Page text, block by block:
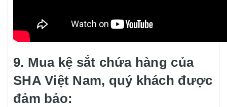
9. Mua kệ sắt chứa hàng của
SHA Việt Nam, quý khách được
đảm bảo: